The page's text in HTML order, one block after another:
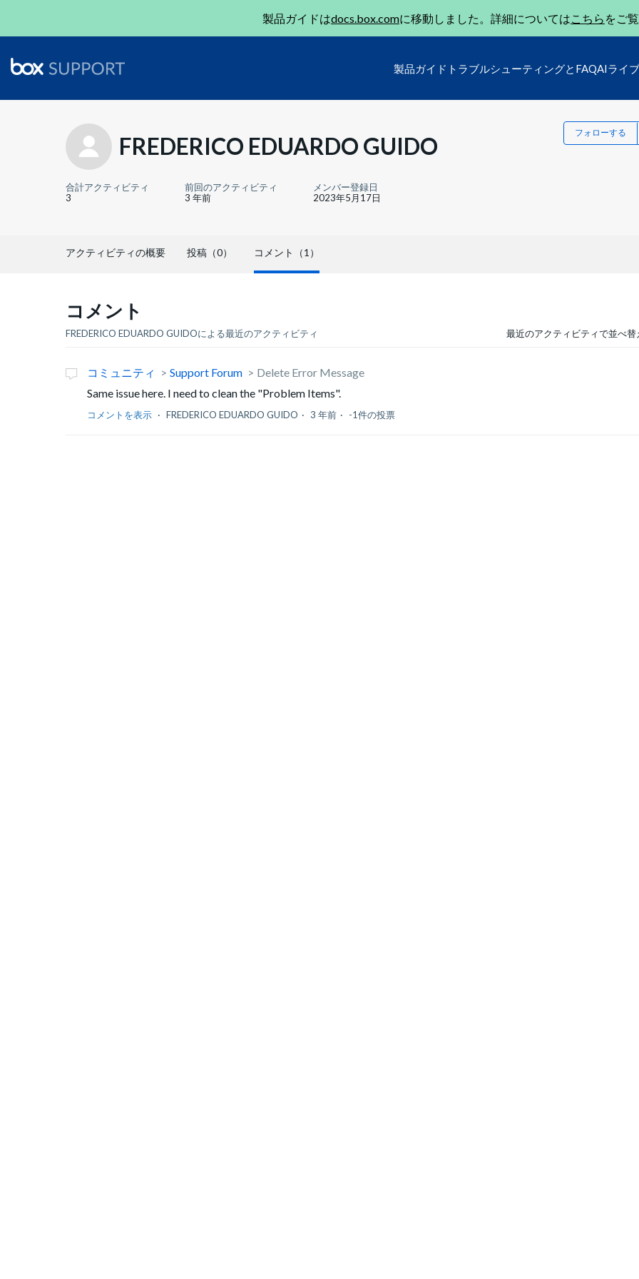
製品ガイドはdocs.box.comに移動しました。詳細についてはこちら をご
製品ガイド トラブルシューティングとFAQAIライ
FREDERICO EDUARDO GUIDO フォローする
合計アクティビティ
3
前回のアクティビティ
3 年前
メンバー登録日
2023年5月17日
アクティビティの概要 投稿（0） コメント（1）
コメント
FREDERICO EDUARDO GUIDOによる最近のアクティビティ 最近のアクティビティで並べ
コミュニティ Support Forum
Delete Error Message
Same issue here. I need to clean the "Problem Items".
コメントを表示 FREDERICO EDUARDO GUIDO 3 年前 -1件の投票